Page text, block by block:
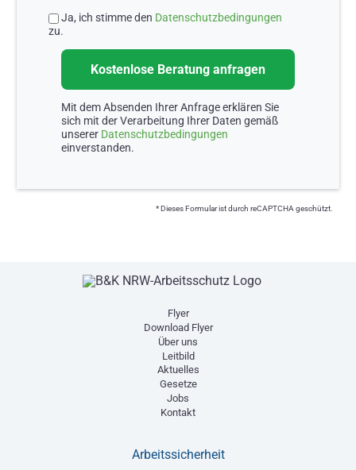
Ja, ich stimme den Datenschutzbedingungen
zu.
Mit dem Absenden Ihrer Anfrage erklären Sie
sich mit der Verarbeitung Ihrer Daten gemäß
unserer Datenschutzbedingungen
einverstanden.
* Dieses Formular ist durch reCAPTCHA geschützt.
Flyer
Download Flyer
Über uns
Leitbild
Aktuelles
Gesetze
Jobs
Kontakt
Arbeitssicherheit